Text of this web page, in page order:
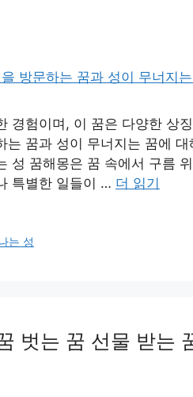
경험이며, 이 꿈은 다양한 상
꿈과 성이 무너지는 꿈에
성 꿈해몽은 꿈 속에서 구름
특별한 일들이 … 더 읽기
는 성
벗는 꿈 선물 받는